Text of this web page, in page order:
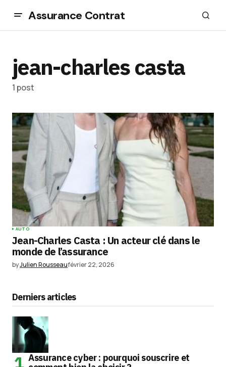
Assurance Contrat
jean-charles casta
1 post
AUTO
Jean-Charles Casta : Un acteur clé dans le
monde de l’assurance
byJulien Rousseaufévrier 22, 2026
Derniers articles
Assurance cyber : pourquoi souscrire et